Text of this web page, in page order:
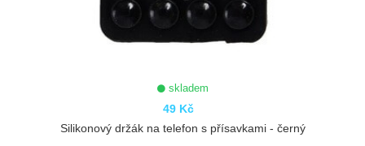
skladem
49 Kč
Silikonový držák na telefon s přísavkami - černý